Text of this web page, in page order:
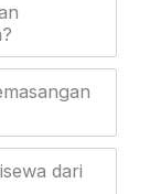
dari